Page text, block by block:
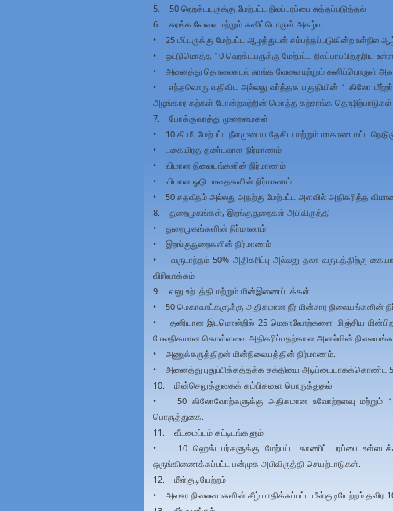
5. 50 ஹெக்டயருக்கு மேற்பட்ட நிலப்பரப்பை சுத்தப்படுத்தல்
6. சுரங்க வேலை மற்றும் கனிப்பொருள் அகழ்வு
• 25 மீட்டருக்கு மேற்பட்ட ஆழத்துடன் சம்பந்தப்படுகின்ற உள்நில
• ஒட்டுமொத்த 10 ஹெக்டயருக்கு மேற்பட்ட நிலப்பரப்பிற்குரிய
• அனைத்து தொலைகடல் சுரங்க வேலை மற்றும் கனிப்பொருள்
• எந்தவொரு வதிவிட அல்லது வர்த்தக பகுதியின் 1 கிலோ மீற்றர்
அழங்கார கற்கள் போன்றவற்றின் மொத்த கற்சுரங்க தொழிற்பாடுகள்
7. போக்குவரத்து முறைமைகள்
• 10 கி.மீ. மேற்பட்ட நீளமுடைய தேசிய மற்றும் மாகாண மட்ட
• புகையிரத தண்டவாள நிர்மாணம்
• விமான நிலையங்களின் நிர்மாணம்
• விமான ஓடு பாதைகளின் நிர்மாணம்
• 50 சதவீதம் அல்லது அதற்கு மேற்பட்ட அளவில் அதிகரித்த
8. துறைமுகங்கள், இறங்குதுறைகள் அபிவிருத்தி
• துறைமுகங்களின் நிர்மாணம்
• இறங்குதுறைகளின் நிர்மாணம்
• வருடாந்தம் 50% அதிகரிப்பு அல்லது தலா வருடத்திற்கு
விரிவாக்கம்
9. வலு உற்பத்தி மற்றும் மின்இணைப்புக்கள்
• 50 மெகாவாட்களுக்கு அதிகமான நீர் மின்சார நிலையங்களின்
• தனியான இடமொன்றில் 25 மெகாவோற்களை மிஞ்சிய
மேலதிகமான கொள்ளவை அதிகரிப்பதற்கான அனல்மின்
• அணுக்கருத்திறன் மின்நிலையத்தின் நிர்மாணம்.
• அனைத்து புதுப்பிக்கத்தக்க சக்தியை அடிப்டையாகக்கொண்ட
10. மின்செலுத்துகைக் கம்பிகளை பொருத்துதல்
• 50 கிலோவோற்களுக்கு அதிகமான உவோற்றளவு மற்றும் 10
பொருத்துகை.
11. வீடமைப்பும் கட்டிடங்களும்
• 10 ஹெக்டயர்களுக்கு மேற்பட்ட காணிப் பரப்பை
ஒருங்கிணைக்கப்பட்ட பன்முக அபிவிருத்தி செயற்பாடுகள்.
12. மீள்குடியேற்றம்
• அவசர நிலைமைகளின் கீழ் பாதிக்கப்பட்ட மீள்குடியேற்றம் தவிர